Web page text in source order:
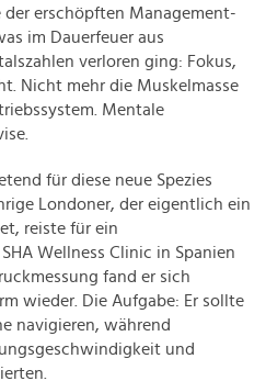
erschöpften Management-
im Dauerfeuer aus
verloren ging: Fokus,
Nicht mehr die Muskelmasse
Mentale
für diese neue Spezies
Londoner, der eigentlich ein
reiste für ein
Wellness Clinic in Spanien
fand er sich
wieder. Die Aufgabe: Er sollte
navigieren, während
und